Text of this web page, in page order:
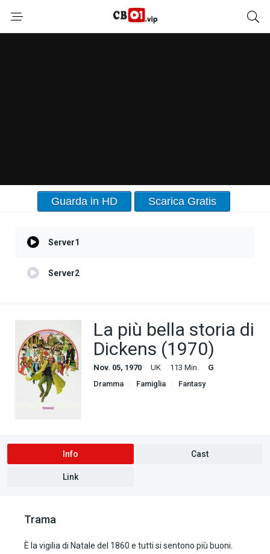
Guarda in HD Scarica Gratis
Server1
Server2
La più bella storia di
Dickens (1970)
Nov. 05, 1970 UK 113 Min.
G
Dramma
Famiglia Fantasy
Info Cast
Link
Trama
È la vigilia di Natale del 1860 e tutti si sentono più buoni.